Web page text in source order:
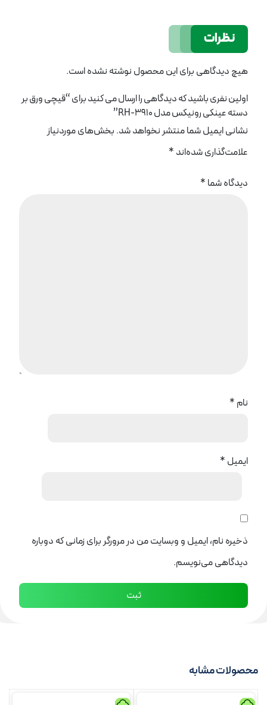
نظرات
هیچ دیدگاهی برای این محصول نوشته نشده است.
اولین نفری باشید که دیدگاهی را ارسال می کنید برای “قیچی ورق بر
دسته عینکی رونیکس مدل RH-3910”
نشانی ایمیل شما منتشر نخواهد شد. بخش‌های موردنیاز
علامت‌گذاری شده‌اند *
دیدگاه شما *
نام *
ایمیل *
ذخیره نام، ایمیل و وبسایت من در مرورگر برای زمانی که دوباره
دیدگاهی می‌نویسم.
محصولات مشابه